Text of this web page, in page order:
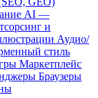
AI —
и
Аудио/
стиль
Маркетплейс
Браузеры